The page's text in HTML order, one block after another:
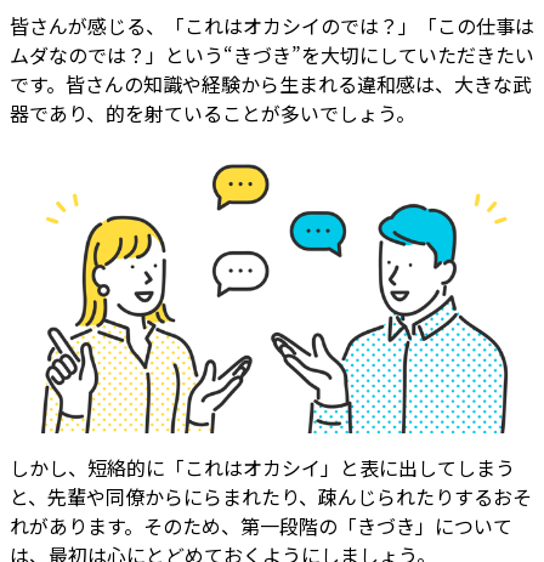
皆さんが感じる、「これはオカシイのでは？」「この仕事は
ムダなのでは？」という“きづき”を大切にしていただきたい
です。皆さんの知識や経験から生まれる違和感は、大きな武
器であり、的を射ていることが多いでしょう。
しかし、短絡的に「これはオカシイ」と表に出してしまう
と、先輩や同僚からにらまれたり、疎んじられたりするおそ
れがあります。そのため、第一段階の「きづき」について
は、最初は心にとどめておくようにしましょう。